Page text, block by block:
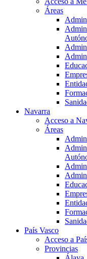
Áreas
Navarra
Acceso a
Áreas
País Vasco
Acceso a
Provincias